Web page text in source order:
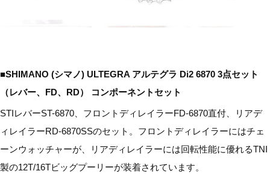
■SHIMANO (シマノ) ULTEGRA アルテグラ Di2 6870 3点セット
（レバー、FD、RD） コンポーネントセット
STIレバーST-6870、フロントディレイラーFD-6870直付、リアデ
ィレイラーRD-6870SSのセット。フロントディレイラーにはチェ
ーンウォッチャーが、リアディレイラーには回転性能に優れるTNI
製の12T/16Tビッグプーリーが装着されています。